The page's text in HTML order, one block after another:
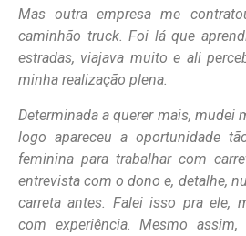
Mas outra empresa me
caminhão truck. Foi lá que
estradas, viajava muito e ali
minha realização plena.
Determinada a querer mais, mudei
logo apareceu a oportunidade
feminina para trabalhar com
entrevista com o dono e, detalhe,
carreta antes. Falei isso pra ele,
com experiência. Mesmo assim,